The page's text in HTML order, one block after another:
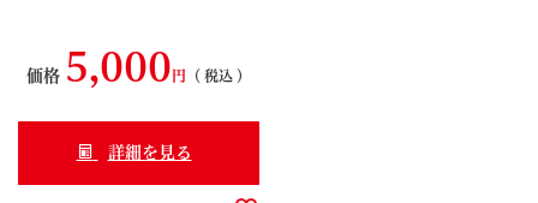
価格 5,000 税込
詳細を見る